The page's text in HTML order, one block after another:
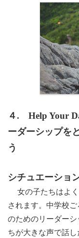
４. Help Your
ーダーシップを
う
シチュエーショ
女の子たちはよく
されます。中学校
のためのリーダー
ちが大きな声で話